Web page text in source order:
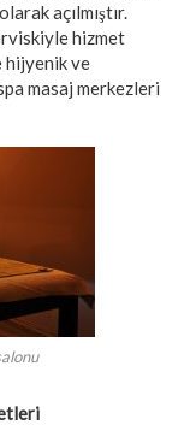
açılmıştır.
hizmet
hijyenik ve
masaj merkezleri